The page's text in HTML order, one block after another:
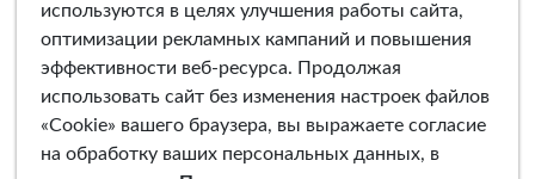
используются в целях улучшения работы сайта,
оптимизации рекламных кампаний и повышения
эффективности веб-ресурса. Продолжая
использовать сайт без изменения настроек файлов
«Cookie» вашего браузера, вы выражаете согласие
на обработку ваших персональных данных, в